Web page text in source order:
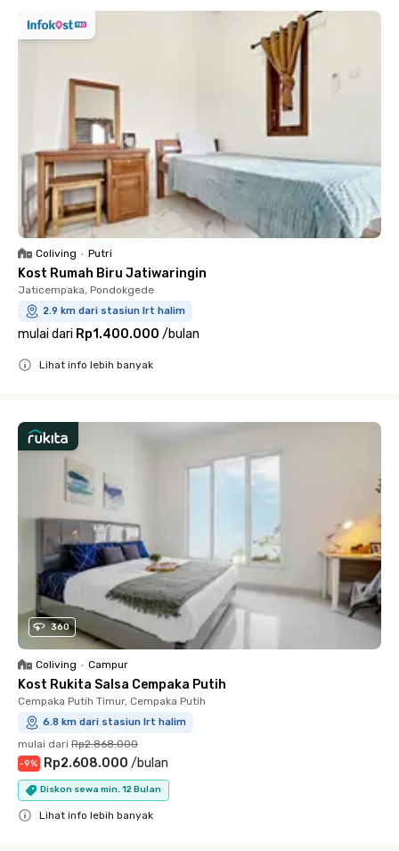
Coliving • Putri
Kost Rumah Biru Jatiwaringin
Jaticempaka, Pondokgede
2.9 km dari stasiun lrt halim
mulai dari Rp1.400.000 /bulan
Lihat info lebih banyak
360
Coliving • Campur
Kost Rukita Salsa Cempaka Putih
Cempaka Putih Timur, Cempaka Putih
6.8 km dari stasiun lrt halim
mulai dari Rp2.868.000
-9% Rp2.608.000 /bulan
Diskon sewa min. 12 Bulan
Lihat info lebih banyak